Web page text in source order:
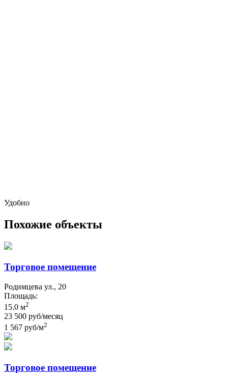
Удобно
Похожие объекты
Торговое помещение
Родимцева ул., 20
Площадь:
15.0 м2
23 500 руб/месяц
1 567 руб/м2
Торговое помещение